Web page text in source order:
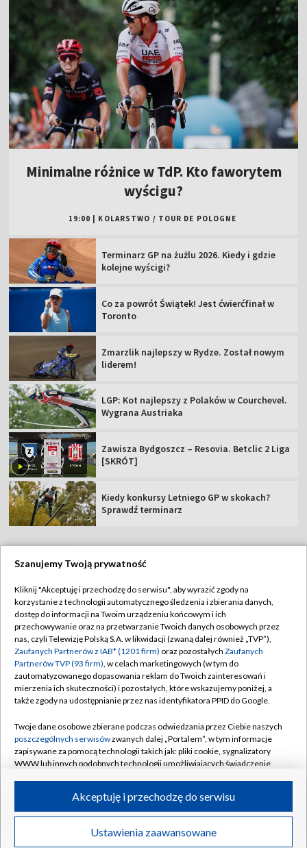
Transmisje Wideo
Minimalne różnice w TdP. Kto faworytem
wyścigu?
19:00 KOLARSTWO / TOUR DE POLOGNE
Terminarz GP na żużlu 2026. Kiedy i gdzie
kolejne wyścigi?
Co za powrót Świątek! Jest ćwierćfinał w
Toronto
Zmarzlik najlepszy w Rydze. Został nowym
liderem!
LGP: Kot najlepszy z Polaków w Courchevel.
Wygrana Austriaka
Zawisza Bydgoszcz – Resovia. Betclic 2 Liga
[SKRÓT]
Kiedy konkursy Letniego GP w skokach?
Sprawdź terminarz
Abonament TVP
Sklep TVP
Biuro Reklamy
Oferta Handlowa
Telegazeta ogłoszenia
Rada Programowa
Ogłoszenia przetargowe
Akademia Telewizyjna
Informacje o nadawcy
Regulamin TVP
Polityka prywatności
Moje zgody
Biuro reklamy
Kontakt
Kanały
©2026 Telewizja Polska Spółka Akcyjna w likwidacji
Szanujemy Twoją prywatność
Kliknij "Akceptuję i przechodzę do serwisu", aby wyrazić zgody na
korzystanie z technologii automatycznego śledzenia i zbierania danych,
dostęp do informacji na Twoim urządzeniu końcowym i ich
przechowywanie oraz na przetwarzanie Twoich danych osobowych przez
nas, czyli Telewizję Polską S.A. w likwidacji (zwaną dalej również „TVP”),
Zaufanych Partnerów z IAB* (1201 firm) oraz pozostałych Zaufanych
Partnerów TVP (93 firm), w celach marketingowych (w tym do
zautomatyzowanego dopasowania reklam do Twoich zainteresowań i
mierzenia ich skuteczności) i pozostałych, które wskazujemy poniżej, a
także zgody na udostępnianie przez nas identyfikatora PPID do Google.
Twoje dane osobowe zbierane podczas odwiedzania przez Ciebie naszych
poszczególnych serwisówzwanych dalej „Portalem”, w tym informacje
zapisywane za pomocą technologii takich jak: pliki cookie, sygnalizatory
WWW lub innych podobnych technologii umożliwiających świadczenie
ruchu w Internecie.
Twoje dane osobowe zbierane podczas odwiedzania przez Ciebie
poszczególnych serwisówna Portalu, takie jak adresy IP, identyfikatory
Ustawienia zaawansowane
Akceptuję i przechodzę do serwisu